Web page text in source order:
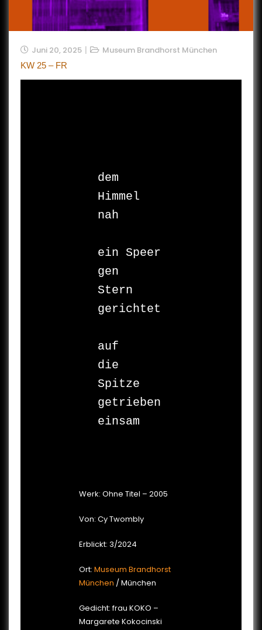
Juni 20, 2025 Museum Brandhorst München
KW 25 – FR
dem
Himmel
nah
ein Speer
gen
Stern
gerichtet
auf
die
Spitze
getrieben
einsam
Werk: Ohne Titel – 2005
Von: Cy Twombly
Erblickt: 3/2024
Ort: Museum Brandhorst
München / München
Gedicht: frau KOKO –
Margarete Kokocinski